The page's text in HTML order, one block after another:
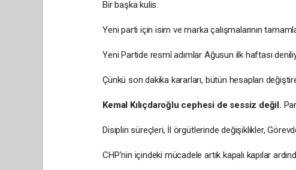
Bir başka kulis.
Yeni parti için isim ve marka çalışmalarının
Yeni Partide resmî adımlar Ağusun ilk haftası
Çünkü son dakika kararları, bütün hesapları
Kemal Kılıçdaroğlu cephesi de sessiz değil.
Disiplin süreçleri, İl örgütlerinde değişiklikler,
CHP'nin içindeki mücadele artık kapalı kapılar